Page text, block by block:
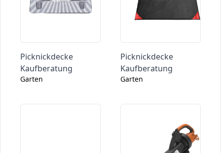
Picknickdecke
Kaufberatung
Garten
Picknickdecke
Kaufberatung
Garten